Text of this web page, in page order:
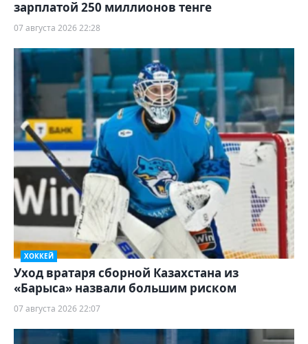
зарплатой 250 миллионов тенге
07 августа 2026 22:28
ХОККЕЙ
Уход вратаря сборной Казахстана из
«Барыса» назвали большим риском
07 августа 2026 22:07